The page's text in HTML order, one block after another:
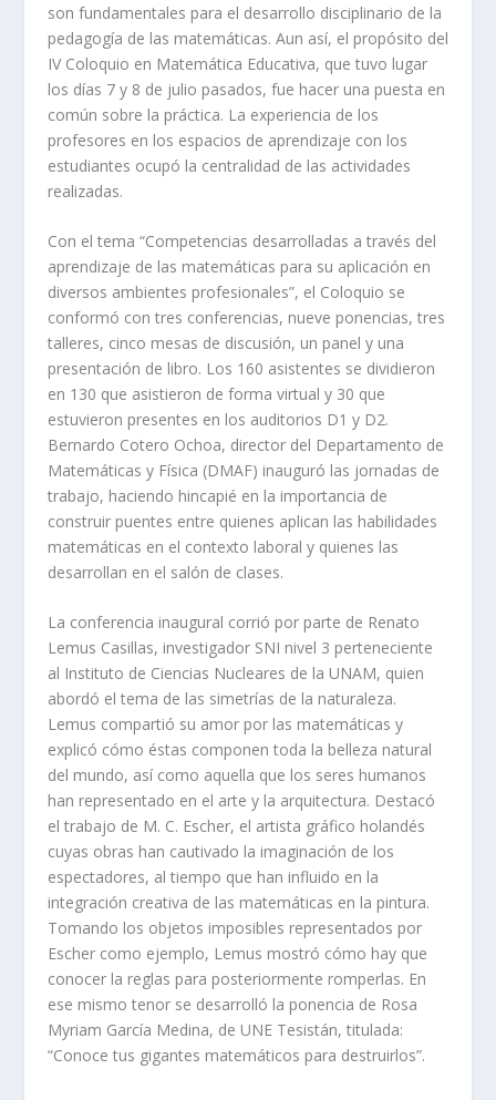
son fundamentales para el desarrollo disciplinario de la
pedagogía de las matemáticas. Aun así, el propósito del
IV Coloquio en Matemática Educativa, que tuvo lugar
los días 7 y 8 de julio pasados, fue hacer una puesta en
común sobre la práctica. La experiencia de los
profesores en los espacios de aprendizaje con los
estudiantes ocupó la centralidad de las actividades
realizadas.
Con el tema “Competencias desarrolladas a través del
aprendizaje de las matemáticas para su aplicación en
diversos ambientes profesionales”, el Coloquio se
conformó con tres conferencias, nueve ponencias, tres
talleres, cinco mesas de discusión, un panel y una
presentación de libro. Los 160 asistentes se dividieron
en 130 que asistieron de forma virtual y 30 que
estuvieron presentes en los auditorios D1 y D2.
Bernardo Cotero Ochoa, director del Departamento de
Matemáticas y Física (DMAF) inauguró las jornadas de
trabajo, haciendo hincapié en la importancia de
construir puentes entre quienes aplican las habilidades
matemáticas en el contexto laboral y quienes las
desarrollan en el salón de clases.
La conferencia inaugural corrió por parte de Renato
Lemus Casillas, investigador SNI nivel 3 perteneciente
al Instituto de Ciencias Nucleares de la UNAM, quien
abordó el tema de las simetrías de la naturaleza.
Lemus compartió su amor por las matemáticas y
explicó cómo éstas componen toda la belleza natural
del mundo, así como aquella que los seres humanos
han representado en el arte y la arquitectura. Destacó
el trabajo de M. C. Escher, el artista gráfico holandés
cuyas obras han cautivado la imaginación de los
espectadores, al tiempo que han influido en la
integración creativa de las matemáticas en la pintura.
Tomando los objetos imposibles representados por
Escher como ejemplo, Lemus mostró cómo hay que
conocer la reglas para posteriormente romperlas. En
ese mismo tenor se desarrolló la ponencia de Rosa
Myriam García Medina, de UNE Tesistán, titulada:
“Conoce tus gigantes matemáticos para destruirlos”.